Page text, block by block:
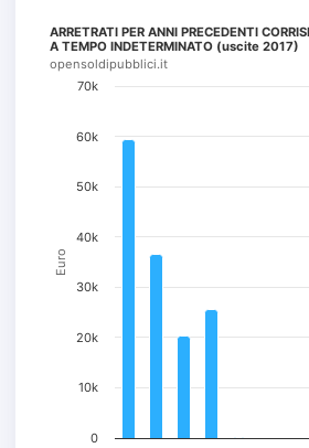
Euro
ARRETRATI PER ANNI PRECEDENTI
A TEMPO INDETERMINATO (uscite 2017)
opensoldipubblici.it
0
20k
40k
60k
10k
30k
50k
70k